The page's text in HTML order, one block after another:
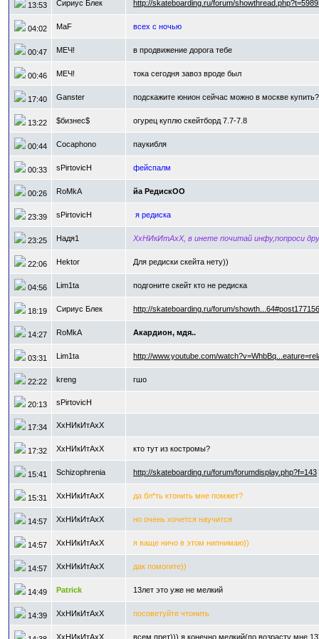
13:53 Сириус Блек http://skateboarding.ru/forum/
04:02 MaF всех с ночью
00:47 МЕЧ! в продвижение дорога тебе
00:46 МЕЧ! тока сегодня завоз вроде был
17:40 Ganster подскажите юнион сейчас можно в москве купить?
13:22 $бизнес$ огурец куплю скейтборд 7.7-7.8
00:44 Cocaphono паукибля
00:33 sPirtovicH фейспалм
00:26 RoMkA йа РедискОО
23:39 sPirtovicH я редиска
23:25 Надя1 ХхНИкИтАхХ, в инете почитай инфу,попроси
22:06 Hektor Для редиски скейта нету))
04:56 Lim1ta подгоните скейт кто не редиска
18:19 Сириус Блек http://skateboarding.ru/forum/
14:27 RoMkA Акардион, мдя..
03:31 Lim1ta http://www.youtube.com/
22:22 kreng гшо
20:13 sPirtovicH
17:34 ХхНИкИтАхХ
17:32 ХхНИкИтАхХ кто тут из костромы?
15:41 Schizophrenia http://skateboarding.ru/forum/forumdisplay.php?f=143
15:31 ХхНИкИтАхХ да бл*ть ктонить мне помжет?
14:57 ХхНИкИтАхХ но очень хочется научится
14:57 ХхНИкИтАхХ я ваще ничо в этом нипнимаю))
14:57 ХхНИкИтАхХ дак помогите))
14:49 Patrick 13лет это уже не мелкий
14:39 ХхНИкИтАхХ посоветуйте чтонить
ХхНИкИтАхХ всем прет))) я конечно мелкий(по возрасту мне